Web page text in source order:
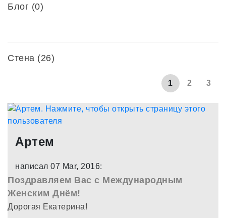
Блог (0)
Стена (26)
1 2 3
Артем
написал 07 Mar, 2016:
Поздравляем Вас с Международным
Женским Днём!
Дорогая Екатерина!